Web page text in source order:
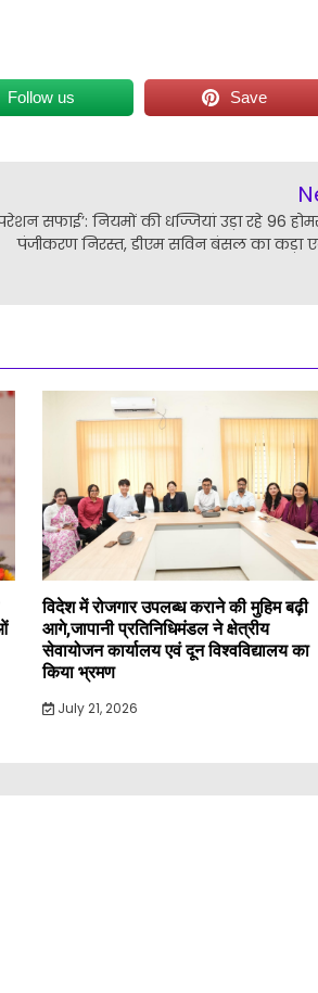
Follow us Save
सफाई’: नियमों की धज्जियां उड़ा रहे 96
पंजीकरण निरस्त, डीएम सविन बंसल का कड़ा
विदेश में रोजगार उपलब्ध कराने की मुहिम बढ़ी
आगे,जापानी प्रतिनिधिमंडल ने क्षेत्रीय
सेवायोजन कार्यालय एवं दून विश्वविद्यालय का
किया भ्रमण
July 21, 2026